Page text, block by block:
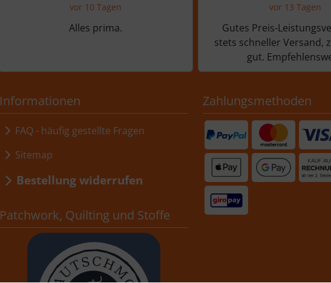
vor 10 Tagen
Alles prima.
vor 13 Tagen
Gutes Preis-
stets schneller Versand,
gut.
Informationen
FAQ - häufig gestellte Fragen
Sitemap
Bestellung widerrufen
Patchwork, Quilting und Stoffe
Zahlungsmethoden